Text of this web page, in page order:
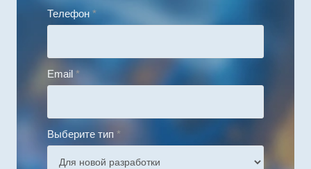
Телефон *
Email *
Выберите тип *